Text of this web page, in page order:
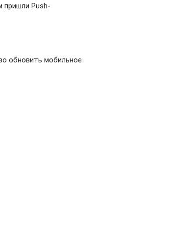
пришли Push-
обновить мобильное